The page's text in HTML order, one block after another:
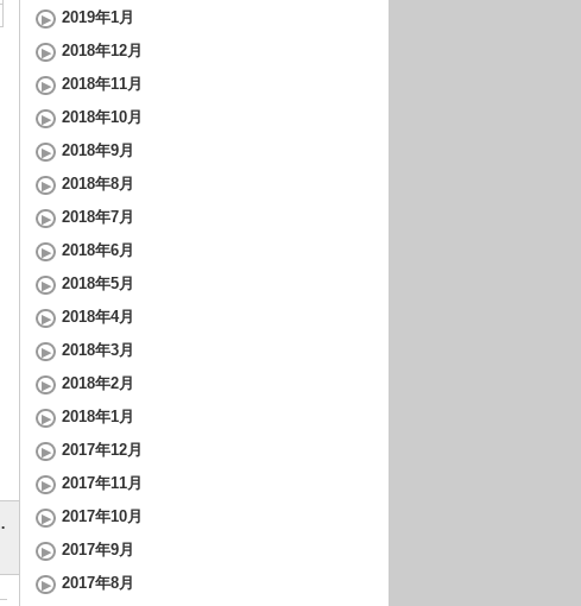
2019年1月
2018年12月
2018年11月
2018年10月
2018年9月
2018年8月
2018年7月
2018年6月
2018年5月
2018年4月
2018年3月
2018年2月
2018年1月
2017年12月
2017年11月
2017年10月
2017年9月
2017年8月